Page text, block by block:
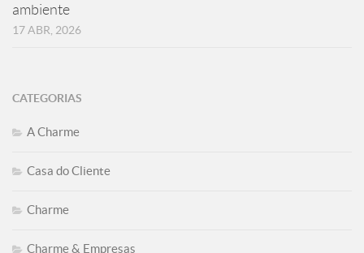
ambiente
17 ABR, 2026
CATEGORIAS
A Charme
Casa do Cliente
Charme
Charme & Empresas